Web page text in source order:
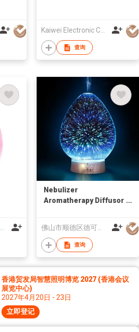
查询
Cixi Hong Electric Appliance Co., Ltd.
Nebulizer
Aromatherapy Diffusor
佛山市顺德区德可电器有限公司
查询
香港贸发局智慧照明博览 2027 (香港会议
展览中心)
2027年4月20日 - 23日
立即登记